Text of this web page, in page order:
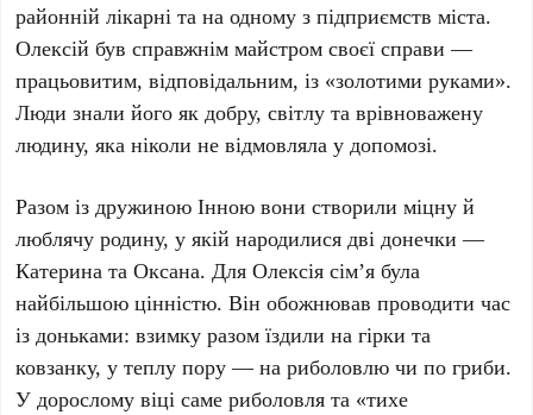
районній лікарні та на одному з підприємств міста.
Олексій був справжнім майстром своєї справи —
працьовитим, відповідальним, із «золотими руками».
Люди знали його як добру, світлу та врівноважену
людину, яка ніколи не відмовляла у допомозі.
Разом із дружиною Інною вони створили міцну й
люблячу родину, у якій народилися дві донечки —
Катерина та Оксана. Для Олексія сім’я була
найбільшою цінністю. Він обожнював проводити час
із доньками: взимку разом їздили на гірки та
ковзанку, у теплу пору — на риболовлю чи по гриби.
У дорослому віці саме риболовля та «тихе